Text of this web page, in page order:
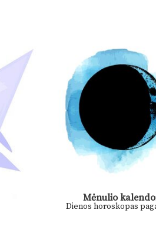
Mėnulio
Dienos horoskopas